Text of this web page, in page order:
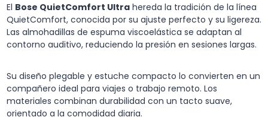
El Bose QuietComfort Ultra hereda la tradición de la línea
QuietComfort, conocida por su ajuste perfecto y su ligereza.
Las almohadillas de espuma viscoelástica se adaptan al
contorno auditivo, reduciendo la presión en sesiones largas.
Su diseño plegable y estuche compacto lo convierten en un
compañero ideal para viajes o trabajo remoto. Los
materiales combinan durabilidad con un tacto suave,
orientado a la comodidad diaria.